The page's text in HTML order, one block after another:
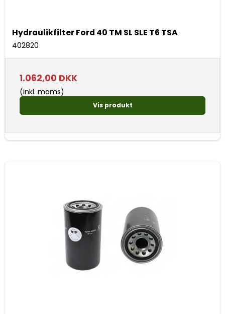
Hydraulikfilter Ford 40 TM SL SLE T6 TSA
402820
1.062,00 DKK
(inkl. moms)
Vis produkt